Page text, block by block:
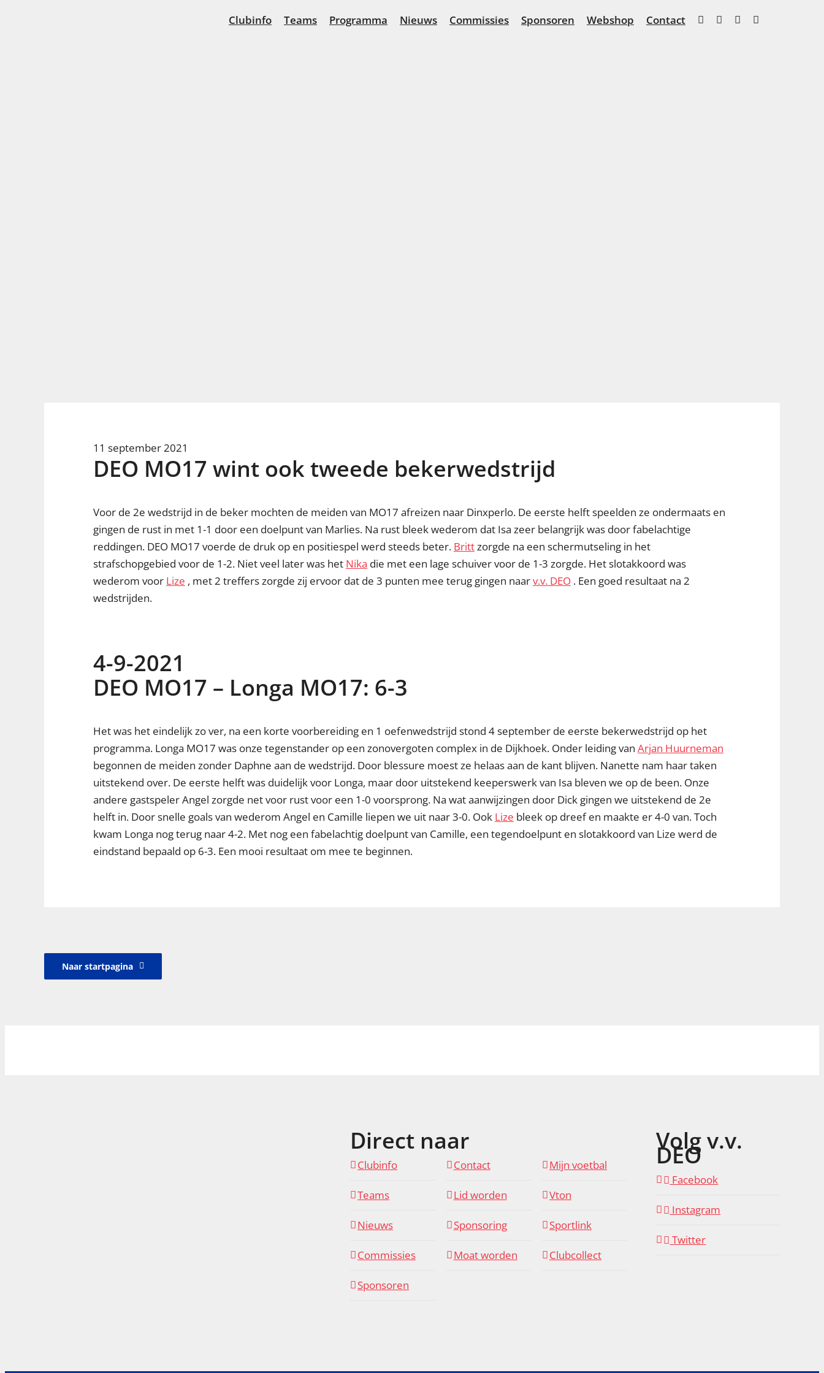
Clubinfo Teams Programma Nieuws Commissies Sponsoren Webshop Contact
11 september 2021
DEO MO17 wint ook tweede bekerwedstrijd
Voor de 2e wedstrijd in de beker mochten de meiden van MO17 afreizen naar Dinxperlo. De eerste helft speelden ze ondermaats en
gingen de rust in met 1-1 door een doelpunt van Marlies. Na rust bleek wederom dat Isa zeer belangrijk was door fabelachtige
reddingen. DEO MO17 voerde de druk op en positiespel werd steeds beter. Brittzorgde na een schermutseling in het
strafschopgebied voor de 1-2. Niet veel later was het Nika die met een lage schuiver voor de 1-3 zorgde. Het slotakkoord was
wederom voor Lize , met 2 treffers zorgde zij ervoor dat de 3 punten mee terug gingen naarv.v. DEO. Een goed resultaat na 2
wedstrijden.
4-9-2021
DEO MO17 – Longa MO17: 6-3
Het was het eindelijk zo ver, na een korte voorbereiding en 1 oefenwedstrijd stond 4 september de eerste bekerwedstrijd op het
programma. Longa MO17 was onze tegenstander op een zonovergoten complex in de Dijkhoek. Onder leiding van Arjan Huurneman
begonnen de meiden zonder Daphne aan de wedstrijd. Door blessure moest ze helaas aan de kant blijven. Nanette nam haar taken
uitstekend over. De eerste helft was duidelijk voor Longa, maar door uitstekend keeperswerk van Isa bleven we op de been. Onze
andere gastspeler Angel zorgde net voor rust voor een 1-0 voorsprong. Na wat aanwijzingen door Dick gingen we uitstekend de 2e
helft in. Door snelle goals van wederom Angel en Camille liepen we uit naar 3-0. Ook Lize bleek op dreef en maakte er 4-0 van. Toch
kwam Longa nog terug naar 4-2. Met nog een fabelachtig doelpunt van Camille, een tegendoelpunt en slotakkoord van Lize werd de
eindstand bepaald op 6-3. Een mooi resultaat om mee te beginnen.
Naar startpagina
Direct naar
Clubinfo
Teams
Nieuws
Commissies
Sponsoren
Contact
Lid worden
Sponsoring
Moat worden
Mijn voetbal
Vton
Sportlink
Clubcollect
Volg v.v.
DEO
Facebook
Instagram
Twitter